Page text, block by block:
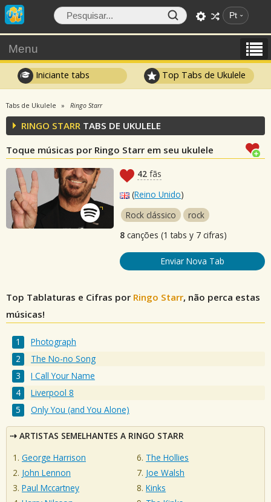
Pt
Menu
Iniciante tabs Top Tabs de Ukulele
Tabs de Ukulele Ringo Starr
RINGO STARR TABS DE UKULELE
Toque músicas por Ringo Starr em seu ukulele
42 fãs
(Reino Unido)
Rock clássico
rock
8 canções (1 tabs y 7 cifras)
Enviar Nova Tab
Top Tablaturas e Cifras por Ringo Starr, não perca estas
músicas!
Photograph
The No-no Song
I Call Your Name
Liverpool 8
Only You (and You Alone)
ARTISTAS SEMELHANTES A RINGO STARR
George Harrison
John Lennon
Paul Mccartney
The Hollies
Joe Walsh
Kinks